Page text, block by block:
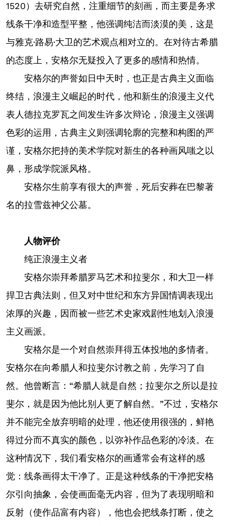
1520）去研究自然，注重细节的刻画，而主要是务求
线条干净和造型平整，他强调纯洁而淡漠的美，这是
与雅克·路易·大卫的艺术观点相对立的。在对待古希腊
的态度上，安格尔无疑投入了更多的感情和热情。
安格尔的声誉如日中天时，也正是古典主义面临
终结，浪漫主义崛起的时代，他和新生的浪漫主义代
表人德拉克罗瓦之间发生许多次辩论，浪漫主义强调
色彩的运用，古典主义则强调轮廓的完整和构图的严
谨，安格尔把持的美术学院对新生的各种画风嗤之以
鼻，形成学院派风格。
安格尔生前享有很大的声誉，死后安葬在巴黎著
名的拉雪兹神父公墓。
人物评价
纯正浪漫主义者
安格尔崇拜希腊罗马艺术和拉斐尔，和大卫一样
捍卫古典法则，但又对中世纪和东方异国情调表现出
浓厚的兴趣，因而被一些艺术史家戏剧性地划入浪漫
主义画派。
安格尔是一个对自然崇拜得五体投地的多情者。
安格尔在向希腊人和拉斐尔讨教之前，先学习了自
然。他曾断言：“希腊人就是自然；拉斐尔之所以是拉
斐尔，就是因为他比别人更了解自然。”不过，安格尔
并不能完全放弃明暗的处理，他还使用很强的，鲜艳
得过分而不真实的颜色，以弥补作品色彩的冷淡。在
这种情况下，我们看安格尔的画通常会有这样的感
觉：线条画得太干净了。正是这种线条的干净把安格
尔引向抽象，会使画面毫无内容，但为了表现明暗和
反射（使作品富有内容），他也会把线条打断，使之